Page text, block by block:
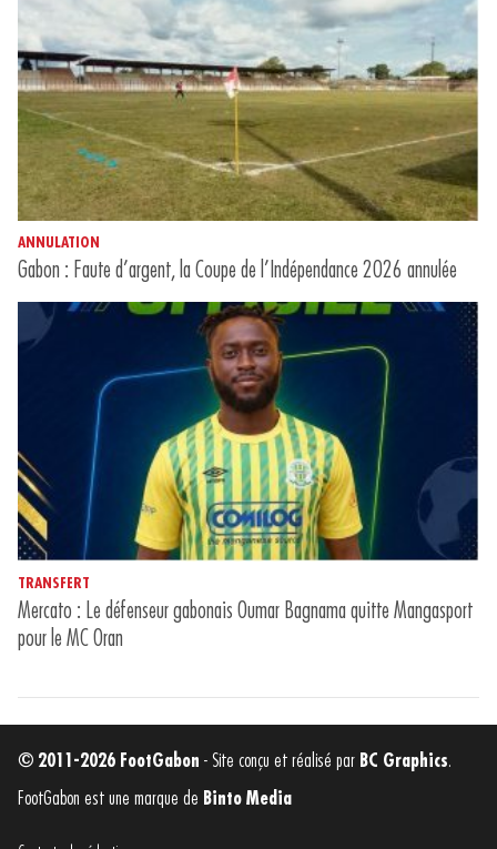
ANNULATION
Gabon : Faute d’argent, la Coupe de l’Indépendance 2026 annulée
TRANSFERT
Mercato : Le défenseur gabonais Oumar Bagnama quitte Mangasport
pour le MC Oran
© 2011-2026 FootGabon - Site conçu et réalisé par BC Graphics.
FootGabon est une marque de Binto Media